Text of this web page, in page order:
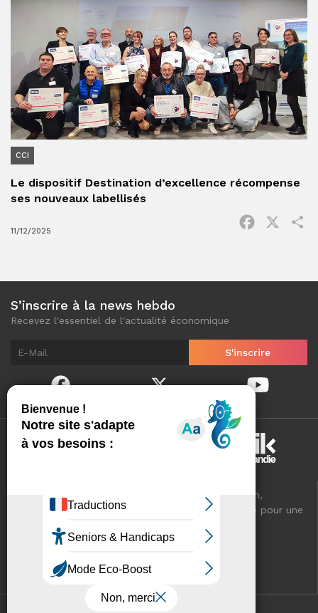
CCI
Le dispositif Destination d’excellence récompense
ses nouveaux labellisés
11/12/2025
Facebook
S’inscrire à la news hebdo
Recevez l'essentiel de l'actualité économique
Normandinamik sélectionne pour vous, au quotidien,
l'essentiel de l'actualité économique de Normandie pour une
VOTRE RÉSEAU CCI